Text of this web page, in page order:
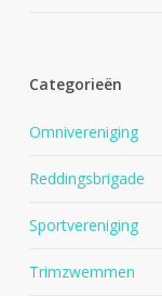
Categorieën
Omnivereniging
Reddingsbrigade
Sportvereniging
Trimzwemmen